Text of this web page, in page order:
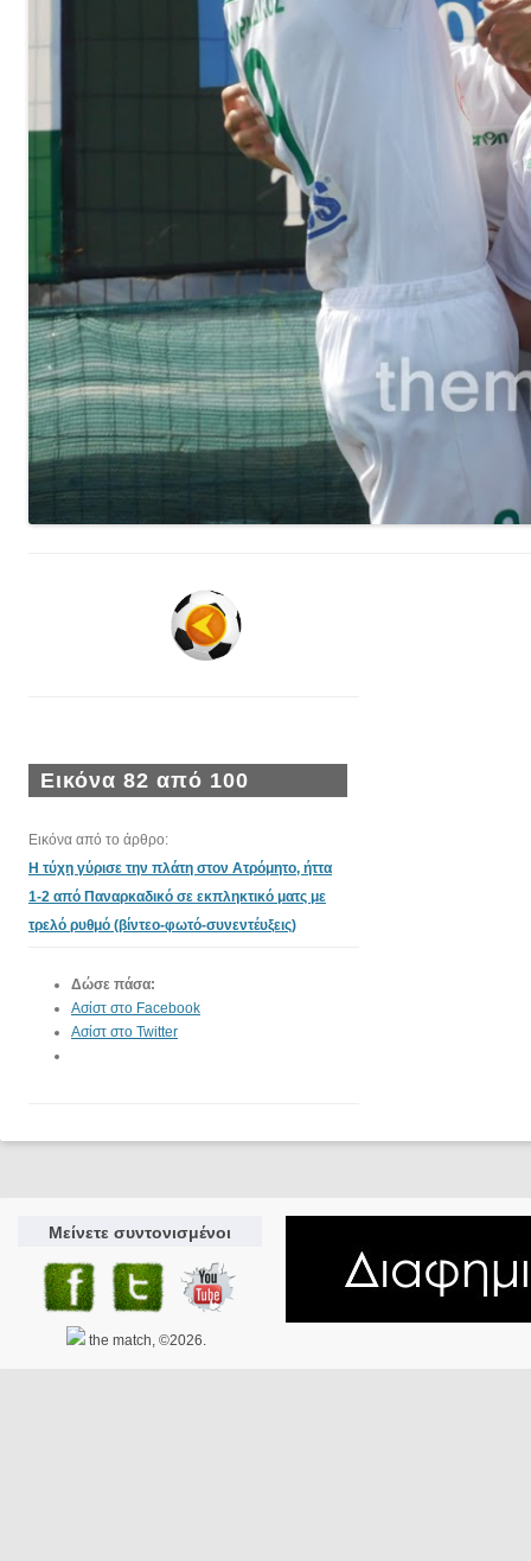
Εικόνα 82 από 100
Εικόνα από το άρθρο:
Η τύχη γύρισε την πλάτη στον Ατρόμητο, ήττα
1-2 από Παναρκαδικό σε εκπληκτικό ματς με
τρελό ρυθμό (βίντεο-φωτό-συνεντέυξεις)
Δώσε πάσα:
Ασίστ στο Facebook
Ασίστ στο Twitter
Μείνετε συντονισμένοι
the match, ©2026.